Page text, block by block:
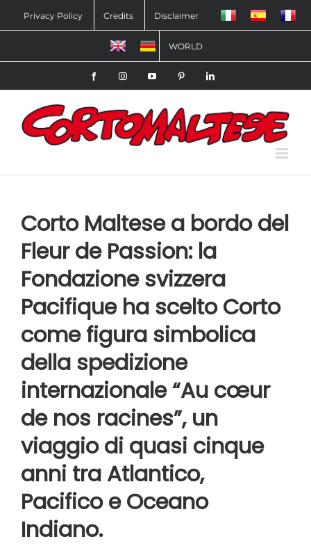
al
Privacy Policy Credits Disclaimer
WORLD
FacebookInstagramYouTube PinterestLinkedIn
Corto Maltese a bordo del
Fleur de Passion: la
Fondazione svizzera
Pacifique ha scelto Corto
come figura simbolica
della spedizione
internazionale “Au cœur
de nos racines”, un
viaggio di quasi cinque
anni tra Atlantico,
Pacifico e Oceano
Indiano.